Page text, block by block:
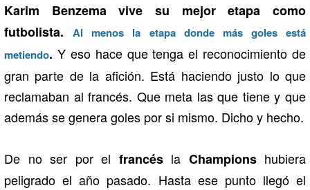
Karim Benzema vive su mejor etapa como
futbolista.Al menos la etapa donde más goles está
metiendo. Y eso hace que tenga el reconocimiento de
gran parte de la afición. Está haciendo justo lo que
reclamaban al francés. Que meta las que tiene y que
además se genera goles por si mismo. Dicho y hecho.
De no ser por el francésla Championshubiera
peligrado el año pasado. Hasta ese punto llegó el